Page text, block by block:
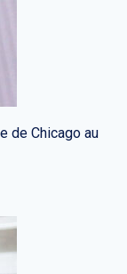
de Chicago au